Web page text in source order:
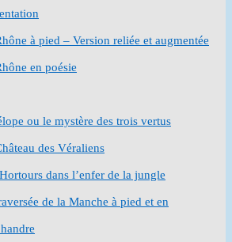
à pied – Version reliée et augmentée
en poésie
ou le mystère des trois vertus
des Véraliens
dans l’enfer de la jungle
de la Manche à pied et en